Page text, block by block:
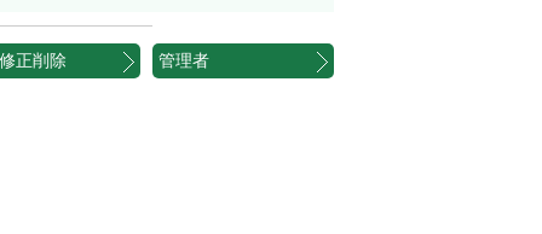
正削除 管理者